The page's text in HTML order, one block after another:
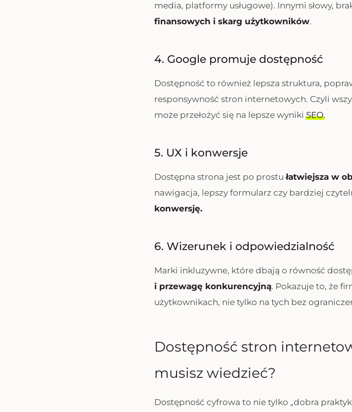
media, platformy usługowe). Innymi słowy,
finansowych i skarg użytkowników.
4. Google promuje dostępność
Dostępność to również lepsza struktura,
responsywność stron internetowych. Czyli
może przełożyć się na lepsze wynikiSEO.
5. UX i konwersje
Dostępna strona jest po prostułatwiejsza w
nawigacja, lepszy formularz czy bardziej
konwersję.
6. Wizerunek i odpowiedzialność
Marki inkluzywne, które dbają o równość
i przewagę konkurencyjną. Pokazuje to, że
użytkownikach, nie tylko na tych bez
Dostępność stron
musisz wiedzieć?
Dostępność cyfrowa to nie tylko „dobra